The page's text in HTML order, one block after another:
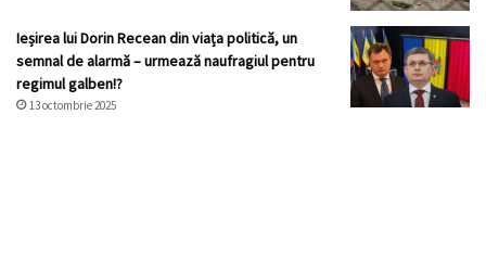
Ieșirea lui Dorin Recean din viața politică, un
semnal de alarmă – urmează naufragiul pentru
regimul galben!?
13 octombrie 2025